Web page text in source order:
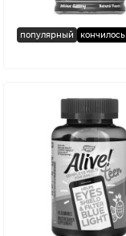
популярный кончилось